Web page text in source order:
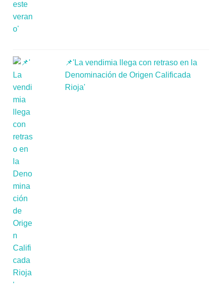
📌'La vendimia llega con retraso en la
Denominación de Origen Calificada
Rioja'